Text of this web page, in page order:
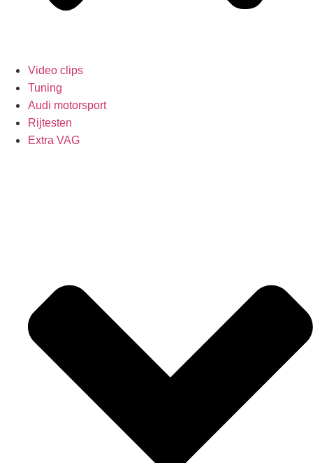
Video clips
Tuning
Audi motorsport
Rijtesten
Extra VAG